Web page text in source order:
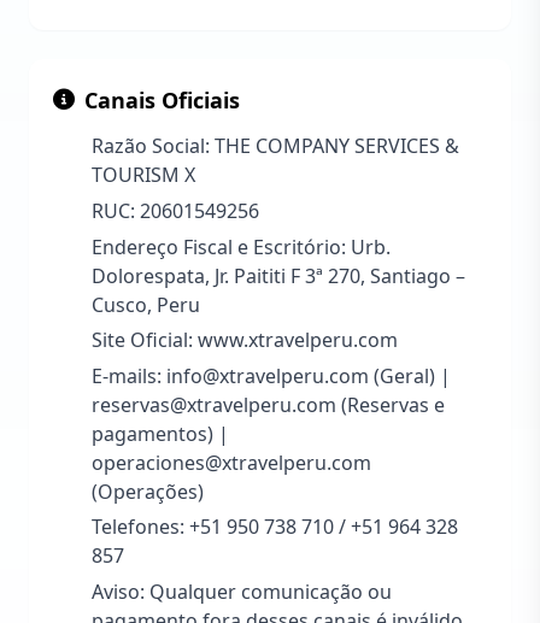
Canais Oficiais
Razão Social: THE COMPANY SERVICES &
TOURISM X
RUC: 20601549256
Endereço Fiscal e Escritório: Urb.
Dolorespata, Jr. Paititi F 3ª 270, Santiago –
Cusco, Peru
Site Oficial: www.xtravelperu.com
E-mails: info@xtravelperu.com (Geral) |
reservas@xtravelperu.com (Reservas e
pagamentos) |
operaciones@xtravelperu.com
(Operações)
Telefones: +51 950 738 710 / +51 964 328
857
Aviso: Qualquer comunicação ou